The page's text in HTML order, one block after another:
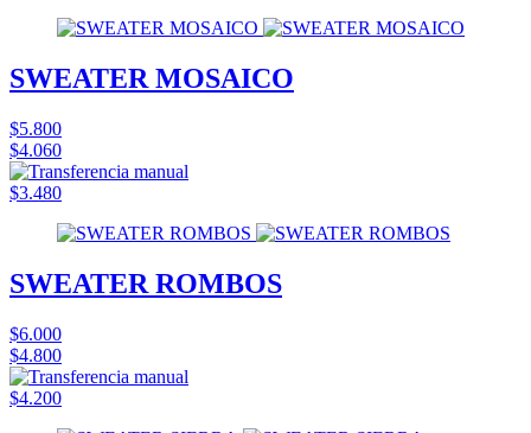
SWEATER MOSAICO
$5.800
$4.060
$3.480
SWEATER ROMBOS
$6.000
$4.800
$4.200